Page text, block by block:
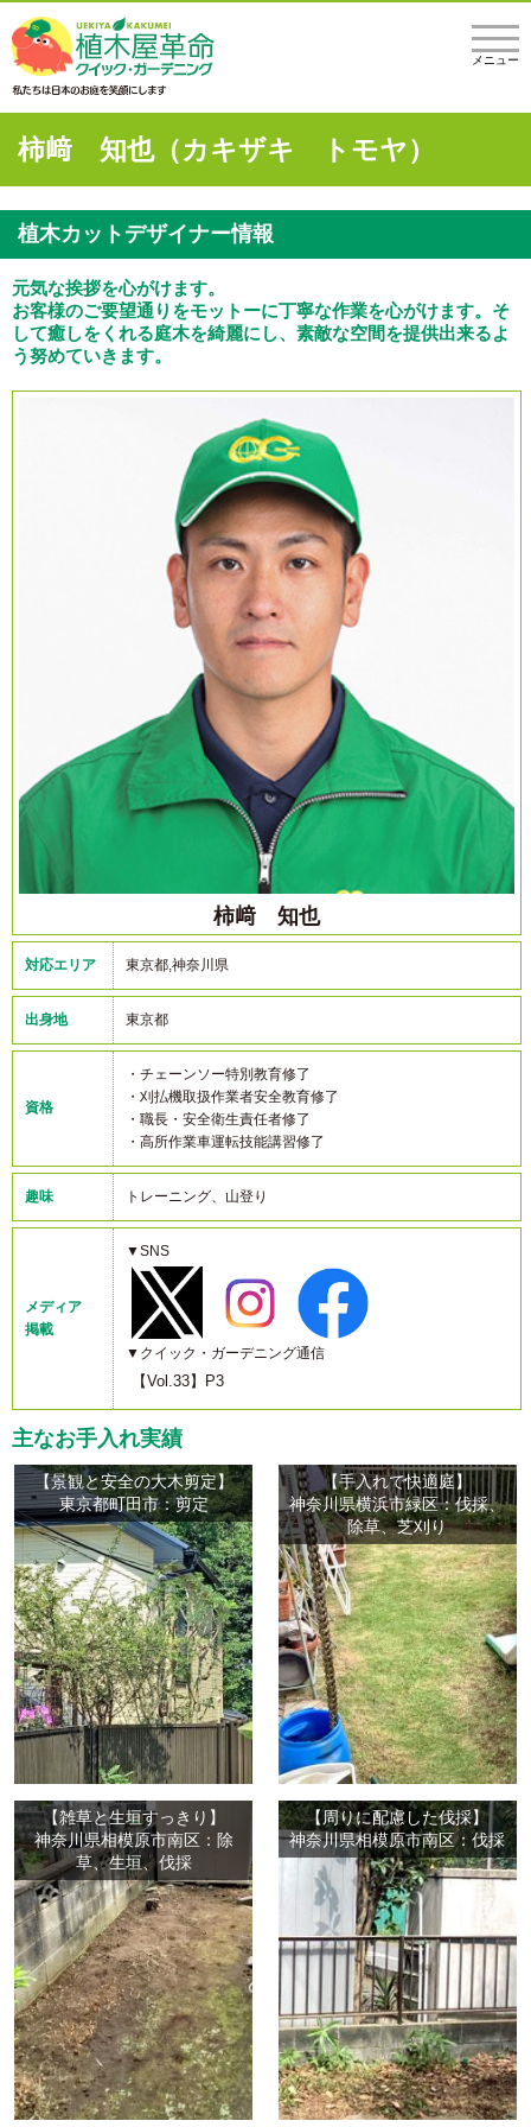
メニュー
柿﨑 知也（カキザキ トモヤ）
植木カットデザイナー情報
元気な挨拶を心がけます。
お客様のご要望通りをモットーに丁寧な作業を心がけます。そ
して癒しをくれる庭木を綺麗にし、素敵な空間を提供出来るよ
う努めていきます。
柿﨑 知也
対応エリア 東京都,神奈川県
出身地 東京都
資格
・チェーンソー特別教育修了
・刈払機取扱作業者安全教育修了
・職長・安全衛生責任者修了
・高所作業車運転技能講習修了
趣味 トレーニング、山登り
メディア
掲載
▼SNS
▼クイック・ガーデニング通信
【Vol.33】P3
主なお手入れ実績
【景観と安全の大木剪定】
東京都町田市：剪定
【手入れで快適庭】
神奈川県横浜市緑区：伐採、
除草、芝刈り
【雑草と生垣すっきり】
神奈川県相模原市南区：除
草、生垣、伐採
【周りに配慮した伐採】
神奈川県相模原市南区：伐採